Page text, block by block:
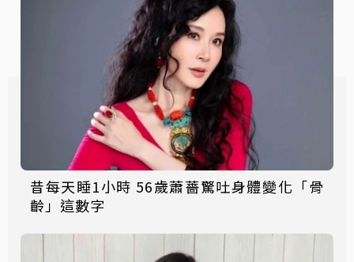
昔每天睡1小時 56歲蕭薔驚吐身體變化「骨
齡」這數字